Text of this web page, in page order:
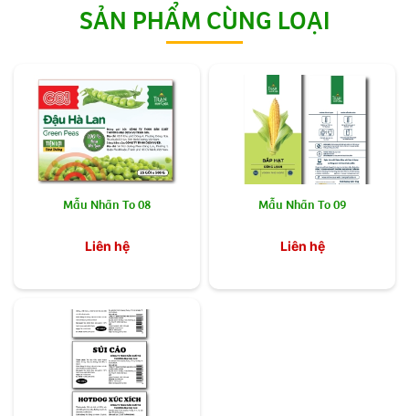
SẢN PHẨM CÙNG LOẠI
Mẫu Nhãn To 08
Liên hệ
Mẫu Nhãn To 09
Liên hệ